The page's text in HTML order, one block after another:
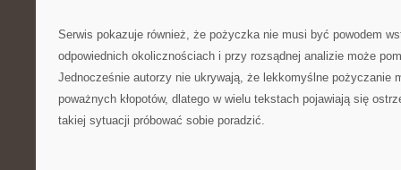
Serwis pokazuje również, że pożyczka nie musi być powodem
odpowiednich okolicznościach i przy rozsądnej analizie może
Jednocześnie autorzy nie ukrywają, że lekkomyślne pożyczanie
poważnych kłopotów, dlatego w wielu tekstach pojawiają się
takiej sytuacji próbować sobie poradzić.